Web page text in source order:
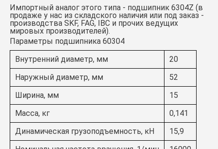
Импортный аналог этого типа - подшипник 6304Z (в
продаже у нас из складского наличия или под заказ -
производства SKF, FAG, IBC и прочих ведущих
мировых производителей).
Параметры подшипника 60304
Внутренний диаметр, мм
20
Наружный диаметр, мм
52
Ширина, мм
15
Масса, кг
0,141
Динамическая грузоподъемность, кН
15,9